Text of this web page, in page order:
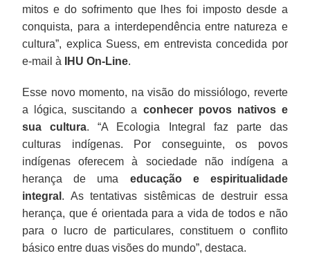
mitos e do sofrimento que lhes foi imposto desde a
conquista, para a interdependência entre natureza e
cultura”, explica Suess, em entrevista concedida por
e-mail à IHU On-Line.
Esse novo momento, na visão do missiólogo, reverte
a lógica, suscitando a conhecer povos nativos e
sua cultura. “A Ecologia Integral faz parte das
culturas indígenas. Por conseguinte, os povos
indígenas oferecem à sociedade não indígena a
herança de uma educação e espiritualidade
integral . As tentativas sistêmicas de destruir essa
herança, que é orientada para a vida de todos e não
para o lucro de particulares, constituem o conflito
básico entre duas visões do mundo”, destaca.